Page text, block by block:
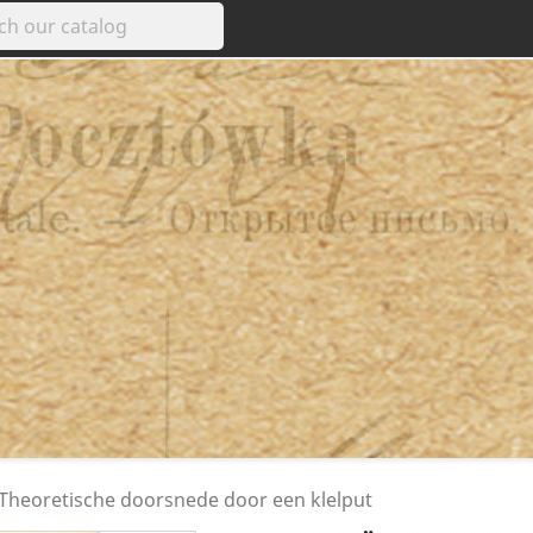
doorsnede door een klelput